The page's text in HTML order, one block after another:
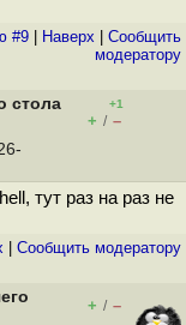
#9 Наверх
Cообщить
модератору
стола
+1
+ / –
тут раз на раз не
Cообщить модератору
+ / –